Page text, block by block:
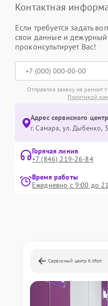
Контактная
Если требуется задать
свои данные и дежурный
проконсультирует Вас!
Отправляя заявку на ремонт
Политикой
Адрес сервисного
г. Самара, ул. Дыбенко,
Горячая линия
+7 (846) 219-26-84
Время работы
Ежедневно с 9:00 до
Сервисный центр Kitfort